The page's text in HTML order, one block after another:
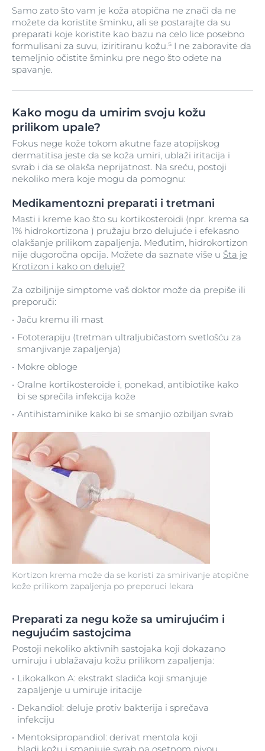
Samo zato što vam je koža atopična ne znači da ne
možete da koristite šminku, ali se postarajte da su
preparati koje koristite kao bazu na celo lice posebno
formulisani za suvu, iziritiranu kožu.⁵ I ne zaboravite da
temeljnio očistite šminku pre nego što odete na
spavanje.
Kako mogu da umirim svoju kožu
prilikom upale?
Fokus nege kože tokom akutne faze atopijskog
dermatitisa jeste da se koža umiri, ublaži iritacija i
svrab i da se olakša neprijatnost. Na sreću, postoji
nekoliko mera koje mogu da pomognu:
Medikamentozni preparati i tretmani
Masti i kreme kao što su kortikosteroidi (npr. krema sa
1% hidrokortizona ) pružaju brzo delujuće i efekasno
olakšanje prilikom zapaljenja. Međutim, hidrokortizon
nije dugoročna opcija. Možete da saznate više u Šta je
Krotizon i kako on deluje?
Kortizon krema može da se koristi za smirivanje atopične
kože prilikom zapaljenja po preporuci lekara
Za ozbiljnije simptome vaš doktor može da prepiše ili
preporuči:
Jaču kremu ili mast
Fototerapiju (tretman ultraljubičastom svetlošću za
smanjivanje zapaljenja)
Mokre obloge
Oralne kortikosteroide i, ponekad, antibiotike kako
bi se sprečila infekcija kože
Antihistaminike kako bi se smanjio ozbiljan svrab
Preparati za negu kože sa umirujućim i
negujućim sastojcima
Postoji nekoliko aktivnih sastojaka koji dokazano
umiruju i ublažavaju kožu prilikom zapaljenja:
Likokalkon A: ekstrakt sladića koji smanjuje
zapaljenje u umiruje iritacije
Dekandiol: deluje protiv bakterija i sprečava
infekciju
Mentoksipropandiol: derivat mentola koji